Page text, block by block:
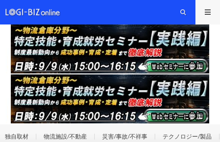
独自取材 物流施設/不動産 災害/事故/不祥事 テクノロジー/製品